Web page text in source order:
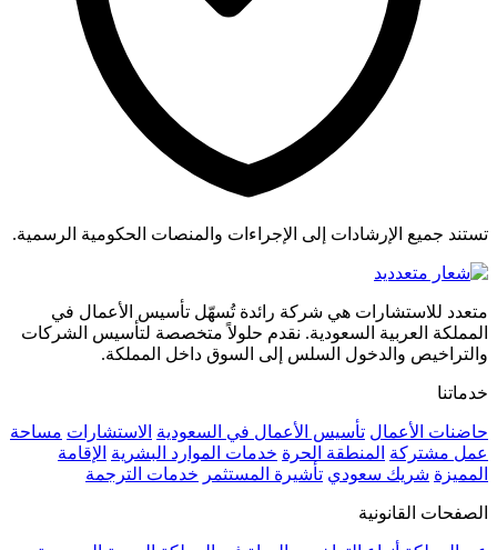
تستند جميع الإرشادات إلى الإجراءات والمنصات الحكومية الرسمية.
متعدد للاستشارات هي شركة رائدة تُسهّل تأسيس الأعمال في
المملكة العربية السعودية. نقدم حلولاً متخصصة لتأسيس الشركات
والتراخيص والدخول السلس إلى السوق داخل المملكة.
خدماتنا
حاضنات الأعمال تأسيس الأعمال في السعودية الاستشارات مساحة
عمل مشتركة المنطقة الحرة خدمات الموارد البشرية الإقامة
المميزة شريك سعودي تأشيرة المستثمر خدمات الترجمة
الصفحات القانونية